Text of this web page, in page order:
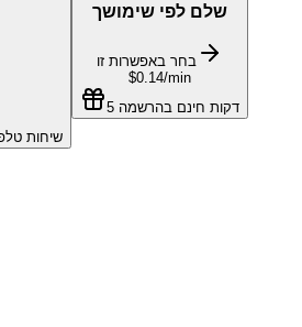
שיחות טלפון:
שלם לפי שימושך
בחר באפשרות זו
$0.14/min
5 דקות חינם בהרשמה